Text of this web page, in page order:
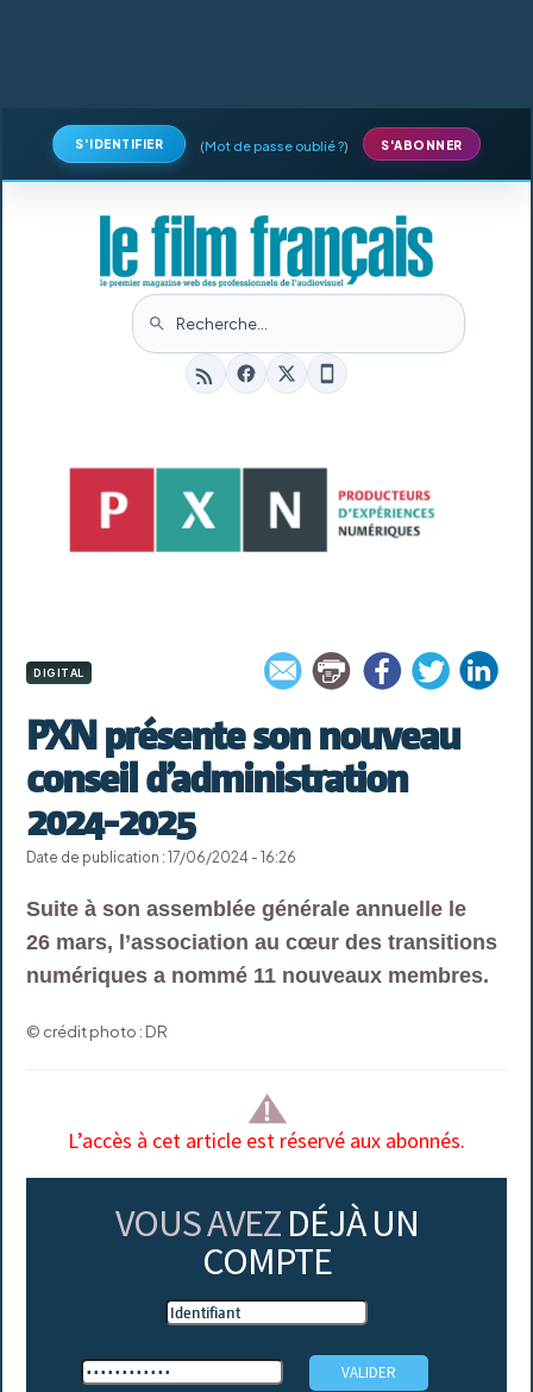
S'IDENTIFIER (Mot de passe oublié ?) S'ABONNER
DIGITAL
PXN présente son nouveau
conseil d’administration
2024-2025
Date de publication : 17/06/2024 - 16:26
Suite à son assemblée générale annuelle le
26 mars, l’association au cœur des transitions
numériques a nommé 11 nouveaux membres.
© crédit photo : DR
L’accès à cet article est réservé aux abonnés.
VOUS AVEZ DÉJÀ UN
COMPTE